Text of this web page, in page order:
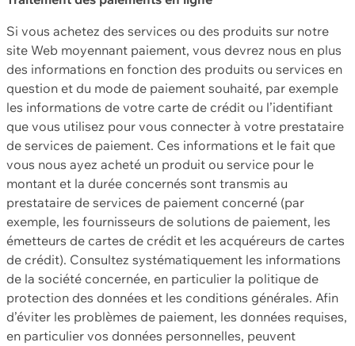
Si vous achetez des services ou des produits sur notre
site Web moyennant paiement, vous devrez nous en plus
des informations en fonction des produits ou services en
question et du mode de paiement souhaité, par exemple
les informations de votre carte de crédit ou l’identifiant
que vous utilisez pour vous connecter à votre prestataire
de services de paiement. Ces informations et le fait que
vous nous ayez acheté un produit ou service pour le
montant et la durée concernés sont transmis au
prestataire de services de paiement concerné (par
exemple, les fournisseurs de solutions de paiement, les
émetteurs de cartes de crédit et les acquéreurs de cartes
de crédit). Consultez systématiquement les informations
de la société concernée, en particulier la politique de
protection des données et les conditions générales. Afin
d’éviter les problèmes de paiement, les données requises,
en particulier vos données personnelles, peuvent